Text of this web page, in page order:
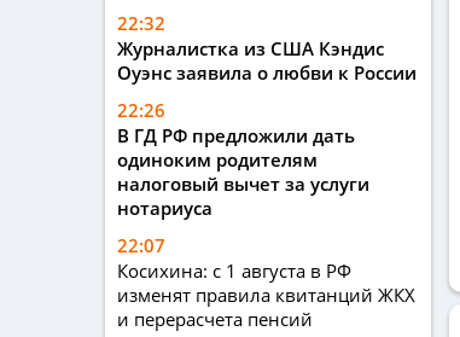
22:32
Журналистка из США Кэндис
Оуэнс заявила о любви к России
22:26
В ГД РФ предложили дать
одиноким родителям
налоговый вычет за услуги
нотариуса
22:07
Косихина: с 1 августа в РФ
изменят правила квитанций ЖКХ
и перерасчета пенсий